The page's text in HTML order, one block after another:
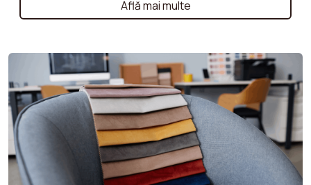
ghidurile noastre vă oferă sfaturi valoroase pentru
fiecare tip de mobilier. Descoperiți criteriile
materialele, stilurile, dimensiunile și
funcționalitățile, pentru a face alegerile corecte
care să răspundă nevoilor și stilului dumneavoastră
de viață. Ghidurile noastre sunt concepute pentru a
vă ajuta să găsiți mobilier care combină confortul,
calitatea și estetica, respectând în același timp
bugetul dvs.
Află mai multe